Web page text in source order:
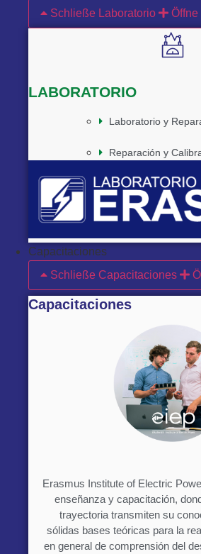
Schließe Laboratorio
LABORATORIO
Laboratorio y
Reparación y
Capacitaciones
Schließe Capacitaciones
Capacitaciones
Erasmus Institute of Electric
enseñanza y capacitación,
trayectoria transmiten su
sólidas bases teóricas para la
en general de comprensión del